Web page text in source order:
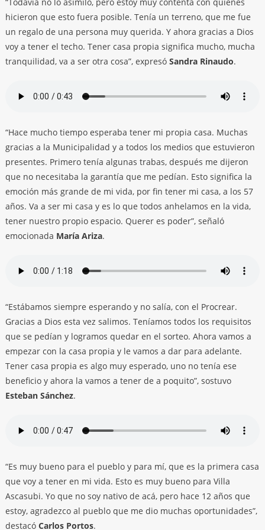
hicieron que esto fuera posible. Tenía un terreno, que me fue
un regalo de una persona muy querida. Y ahora gracias a Dios
voy a tener el techo. Tener casa propia significa mucho, mucha
tranquilidad, va a ser otra cosa”, expresó Sandra Rinaudo.
“Hace mucho tiempo esperaba tener mi propia casa. Muchas
gracias a la Municipalidad y a todos los medios que estuvieron
presentes. Primero tenía algunas trabas, después me dijeron
que no necesitaba la garantía que me pedían. Esto significa la
emoción más grande de mi vida, por fin tener mi casa, a los 57
años. Va a ser mi casa y es lo que todos anhelamos en la vida,
tener nuestro propio espacio. Querer es poder”, señaló
emocionada María Ariza.
“Estábamos siempre esperando y no salía, con el Procrear.
Gracias a Dios esta vez salimos. Teníamos todos los requisitos
que se pedían y logramos quedar en el sorteo. Ahora vamos a
empezar con la casa propia y le vamos a dar para adelante.
Tener casa propia es algo muy esperado, uno no tenía ese
beneficio y ahora la vamos a tener de a poquito”, sostuvo
Esteban Sánchez.
“Es muy bueno para el pueblo y para mí, que es la primera casa
que voy a tener en mi vida. Esto es muy bueno para Villa
Ascasubi. Yo que no soy nativo de acá, pero hace 12 años que
estoy, agradezco al pueblo que me dio muchas oportunidades”,
destacó Carlos Portos.